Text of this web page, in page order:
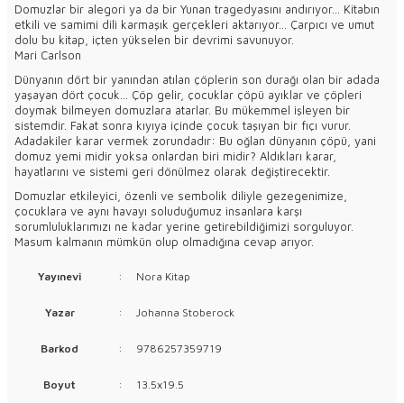
Domuzlar bir alegori ya da bir Yunan tragedyasını andırıyor… Kitabın
etkili ve samimi dili karmaşık gerçekleri aktarıyor… Çarpıcı ve umut
dolu bu kitap, içten yükselen bir devrimi savunuyor.
Mari Carlson
Dünyanın dört bir yanından atılan çöplerin son durağı olan bir adada
yaşayan dört çocuk… Çöp gelir, çocuklar çöpü ayıklar ve çöpleri
doymak bilmeyen domuzlara atarlar. Bu mükemmel işleyen bir
sistemdir. Fakat sonra kıyıya içinde çocuk taşıyan bir fıçı vurur.
Adadakiler karar vermek zorundadır: Bu oğlan dünyanın çöpü, yani
domuz yemi midir yoksa onlardan biri midir? Aldıkları karar,
hayatlarını ve sistemi geri dönülmez olarak değiştirecektir.
Domuzlar etkileyici, özenli ve sembolik diliyle gezegenimize,
çocuklara ve aynı havayı soluduğumuz insanlara karşı
sorumluluklarımızı ne kadar yerine getirebildiğimizi sorguluyor.
Masum kalmanın mümkün olup olmadığına cevap arıyor.
Yayınevi : Nora Kitap
Yazar : Johanna Stoberock
Barkod : 9786257359719
Boyut : 13.5x19.5